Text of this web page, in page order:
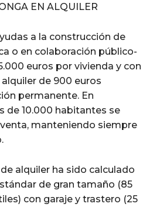
EN ALQUILER
a la construcción de
o en colaboración público-
euros por vivienda y con
de 900 euros
permanente. En
de 10.000 habitantes se
manteniendo siempre
alquiler ha sido calculado
de gran tamaño (85
con garaje y trastero (25